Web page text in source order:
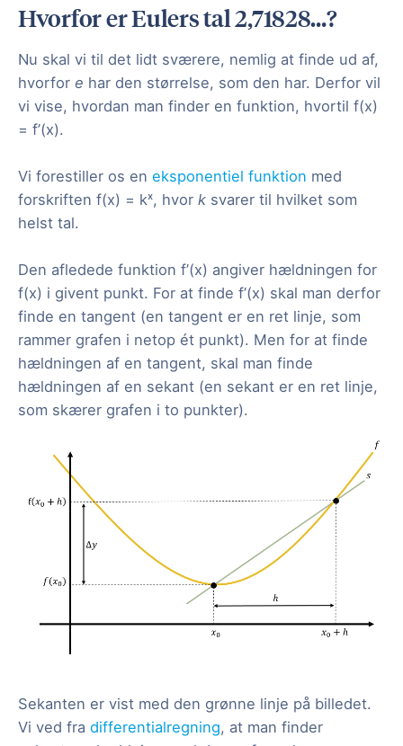
Hvorfor er Eulers tal 2,71828…?
Nu skal vi til det lidt sværere, nemlig at finde ud af,
hvorfor e har den størrelse, som den har. Derfor vil
vi vise, hvordan man finder en funktion, hvortil f(x)
= f’(x).
Vi forestiller os en eksponentiel funktion med
forskriften f(x) = kˣ, hvor k svarer til hvilket som
helst tal.
Den afledede funktion f’(x) angiver hældningen for
f(x) i givent punkt. For at finde f’(x) skal man derfor
finde en tangent (en tangent er en ret linje, som
rammer grafen i netop ét punkt). Men for at finde
hældningen af en tangent, skal man finde
hældningen af en sekant (en sekant er en ret linje,
som skærer grafen i to punkter).
Sekanten er vist med den grønne linje på billedet.
Vi ved fra differentialregning, at man finder